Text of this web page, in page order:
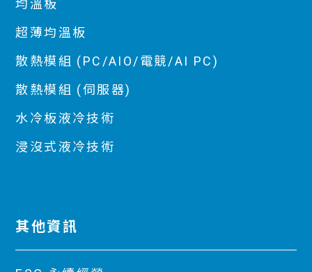
均溫板
超薄均溫板
散熱模組 (PC/AIO/電競/AI PC)
散熱模組 (伺服器)
水冷板液冷技術
浸沒式液冷技術
其他資訊